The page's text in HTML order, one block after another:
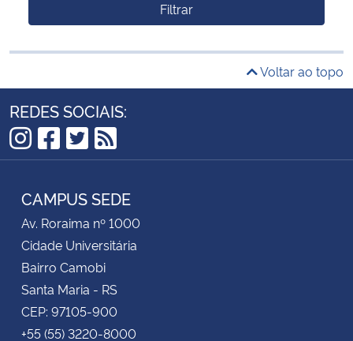
Filtrar
Voltar ao topo
REDES SOCIAIS:
Instagram
Facebook
Twitter
RSS
CAMPUS SEDE
Av. Roraima nº 1000
Cidade Universitária
Bairro Camobi
Santa Maria - RS
CEP: 97105-900
+55 (55) 3220-8000